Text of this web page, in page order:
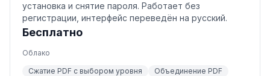
установка и снятие пароля. Работает без
регистрации, интерфейс переведён на русский.
Бесплатно
Облако
Сжатие PDF с выбором уровня
Объединение PDF